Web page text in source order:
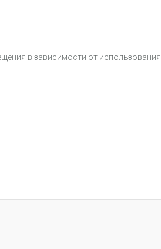
в зависимости от использования.